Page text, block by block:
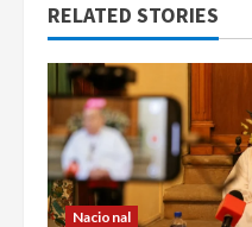
RELATED STORIES
Nacional